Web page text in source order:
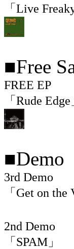
「Live
■Free
FREE EP
「Rude Edge
■Demo
3rd Demo
「Get on the
2nd Demo
「SPAM」